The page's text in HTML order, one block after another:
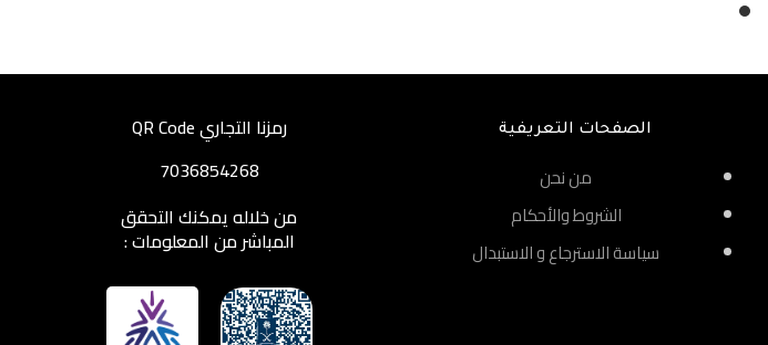
الصفحات التعريفية
من نحن
الشروط والأحكام
سياسة الاسترجاع و الاستبدال
رمزنا التجاري QR Code
7036854268
من خلاله يمكنك التحقق
المباشر من المعلومات :